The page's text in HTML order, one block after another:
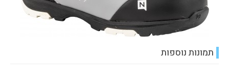
תמונות נוספות